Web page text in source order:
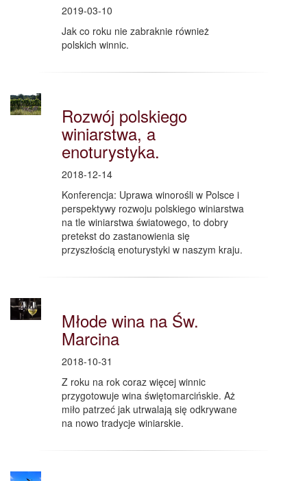
2019-03-10
Jak co roku nie zabraknie również
polskich winnic.
Rozwój polskiego
winiarstwa, a
enoturystyka.
2018-12-14
Konferencja: Uprawa winorośli w Polsce i
perspektywy rozwoju polskiego winiarstwa
na tle winiarstwa światowego, to dobry
pretekst do zastanowienia się
przyszłością enoturystyki w naszym kraju.
Młode wina na Św.
Marcina
2018-10-31
Z roku na rok coraz więcej winnic
przygotowuje wina świętomarcińskie. Aż
miło patrzeć jak utrwalają się odkrywane
na nowo tradycje winiarskie.